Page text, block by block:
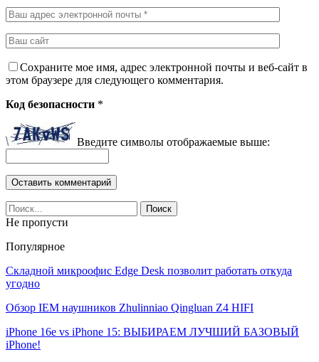
Сохраните мое имя, адрес электронной почты и веб-сайт в
этом браузере для следующего комментария.
Код безопасности *
Введите символы отображаемые выше:
Не пропусти
Популярное
Складной микроофис Edge Desk позволит работать откуда
угодно
Обзор IEM наушников Zhulinniao Qingluan Z4 HIFI
iPhone 16e vs iPhone 15: ВЫБИРАЕМ ЛУЧШИЙ БАЗОВЫЙ
iPhone!